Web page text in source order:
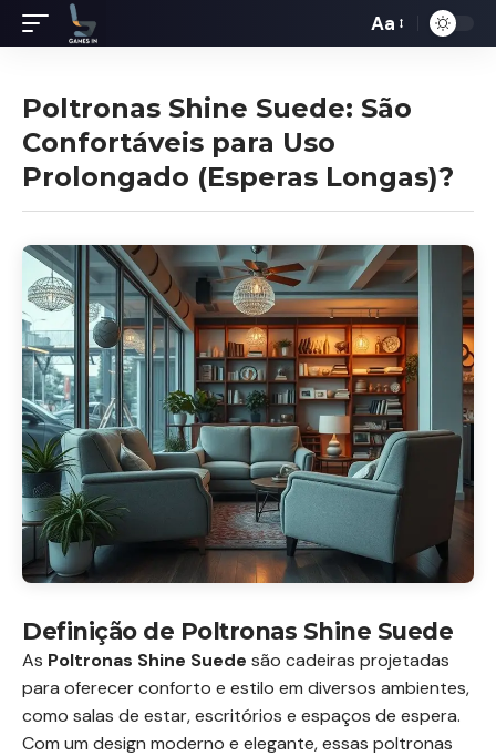
fontes
Aa
Poltronas Shine Suede: São
Confortáveis para Uso
Prolongado (Esperas Longas)?
Definição de Poltronas Shine Suede
As Poltronas Shine Suede são cadeiras projetadas
para oferecer conforto e estilo em diversos ambientes,
como salas de estar, escritórios e espaços de espera.
Com um design moderno e elegante, essas poltronas